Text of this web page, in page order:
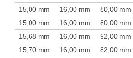
15,00 mm
16,00 mm 80,00 mm
15,00 mm
16,00 mm 80,00 mm
15,68 mm
16,00 mm 92,00 mm
15,70 mm
16,00 mm 82,00 mm